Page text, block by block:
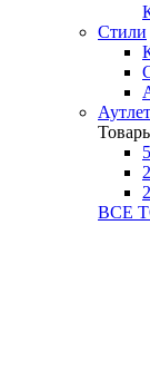
Стили
Аутлет
ВСЕ